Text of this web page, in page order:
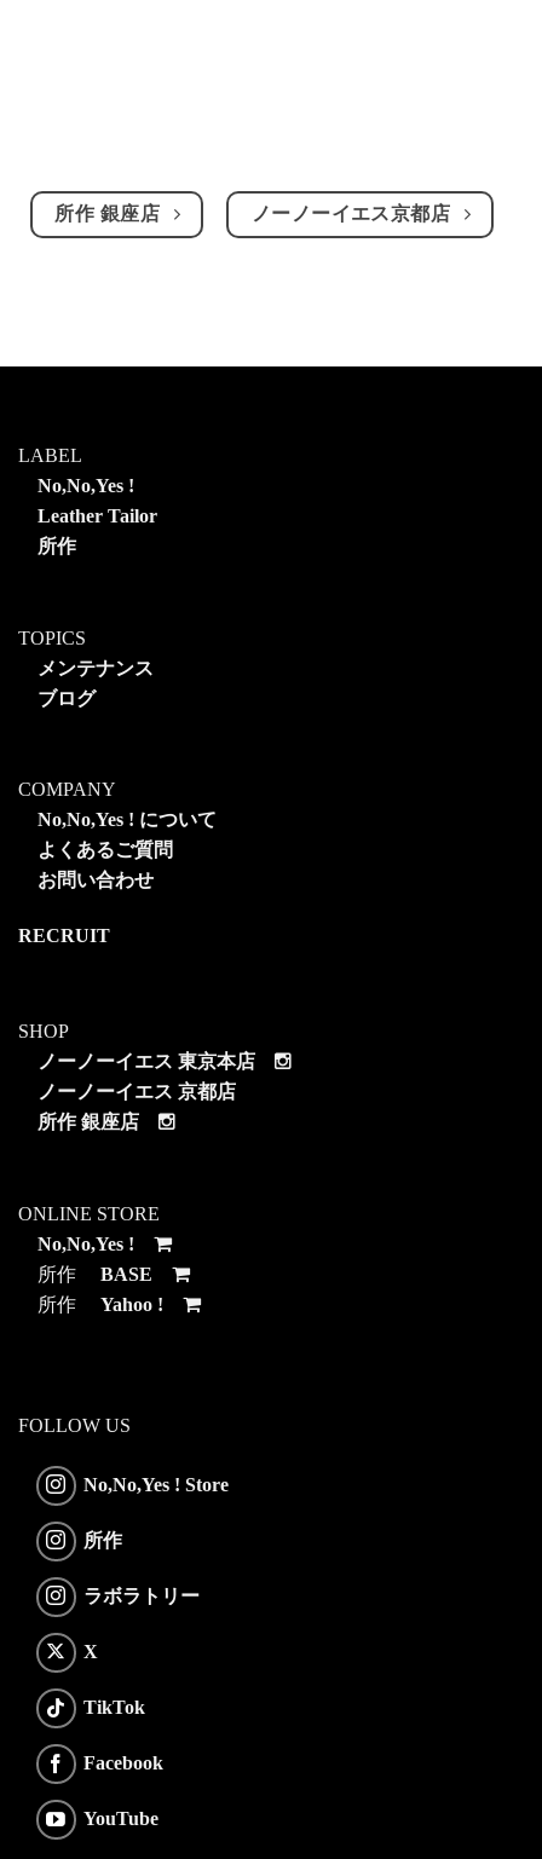
所作 銀座店 ノーノーイエス京都店
LABEL
No,No,Yes !
Leather Tailor
所作
TOPICS
メンテナンス
ブログ
COMPANY
No,No,Yes ! について
よくあるご質問
お問い合わせ
RECRUIT
SHOP
ノーノーイエス 東京本店
ノーノーイエス 京都店
所作 銀座店
ONLINE STORE
No,No,Yes !
所作 BASE
所作 Yahoo !
FOLLOW US
No,No,Yes ! Store
所作
ラボラトリー
X
TikTok
Facebook
YouTube